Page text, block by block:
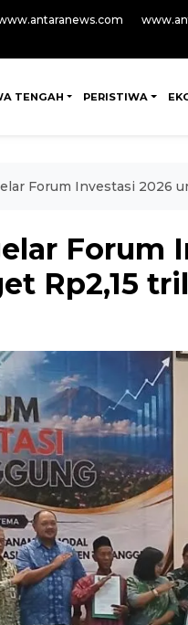
TENGAH PERISTIWA
Forum Investasi 2026
Forum
Rp2,15